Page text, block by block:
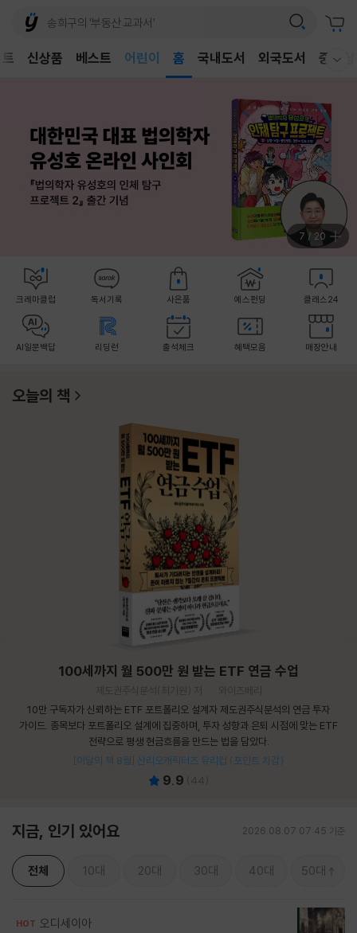
신상품 베스트
어린이
홈 국내도서 외국도서 중고샵
8 / 20
크레마클럽 독서기록 사은품 예스펀딩 클래스24
AI일문백답 리딩런 출석체크 혜택모음 매장안내
오늘의 책
100세까지 월 500만 원 받는 ETF 연금 수업
제도권주식분석(최기원) 저
와이즈베리
10만 구독자가 신뢰하는 ETF 포트폴리오 설계자 제도권주식분석의 연금 투자
가이드. 종목보다 포트폴리오 설계에 집중하며, 투자 성향과 은퇴 시점에 맞는 ETF
전략으로 평생 현금흐름을 만드는 법을 담았다.
[이달의 책 8월] 산리오캐릭터즈 유리컵 (포인트 차감)
9.9 44
지금, 인기 있어요 2026.08.07 07:45 기준
전체 10대 20대 30대 40대 50대
HOT 오디세이아